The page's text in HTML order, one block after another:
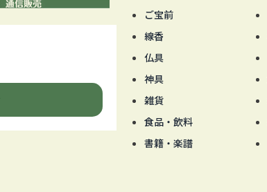
ご宝前
線香
仏具
神具
雑貨
食品・飲料
書籍・楽譜